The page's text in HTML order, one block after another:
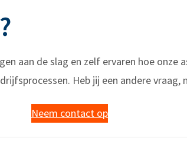
aan de slag en zelf ervaren hoe
Heb jij een andere
Neem contact op